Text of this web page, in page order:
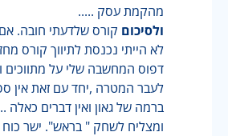
מהקמת עסק .....
ולסיכום קורס שלדעתי חובה.
לא הייתי נכנסת לתיווך קורס
דפוס המחשבה שלי על מתווכים
לעבר המטרה ,יחד עם זאת אין
ברמה של גאון ואין דברים כאלה
ומצליח לשחק " בראש". ישר כוח